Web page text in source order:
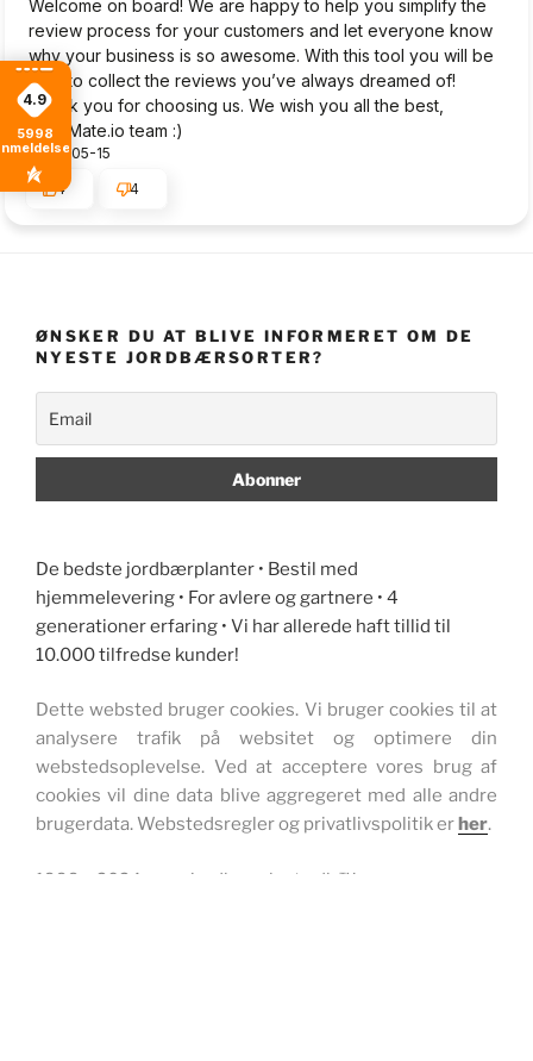
Welcome on board! We are happy to help you simplify the
review process for your customers and let everyone know
why your business is so awesome. With this tool you will be
able to collect the reviews you’ve always dreamed of!
Thank you for choosing us. We wish you all the best,
TrustMate.io team :)
2024-05-15
4
4
ØNSKER DU AT BLIVE INFORMERET OM DE
NYESTE JORDBÆRSORTER?
De bedste jordbærplanter • Bestil med
hjemmelevering • For avlere og gartnere • 4
generationer erfaring • Vi har allerede haft tillid til
10.000 tilfredse kunder!
Dette websted bruger cookies. Vi bruger cookies til at
analysere trafik på websitet og optimere din
webstedsoplevelse. Ved at acceptere vores brug af
cookies vil dine data blive aggregeret med alle andre
brugerdata. Webstedsregler og privatlivspolitik erher.
1999 – 2024 www.jordbærplante.dk ™
4.9
5998